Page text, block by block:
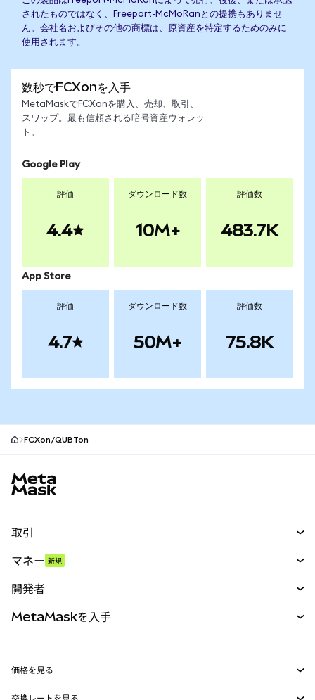
されたものではなく、Freeport-McMoRanとの提携もありませ
ん。会社名およびその他の商標は、原資産を特定するためのみに
使用されます。
数秒でFCXonを入手
MetaMaskでFCXonを購入、売却、取引、
スワップ。最も信頼される暗号資産ウォレッ
ト。
Google Play
評価
4.4
ダウンロード数
10M+
評価数
483.7K
App Store
評価
4.7
ダウンロード数
50M+
評価数
75.8K
FCXon/QUBTon
取引
パーペチュアル
RWA
マネー 新規
開発者
MetaMaskを入手
価格を見る